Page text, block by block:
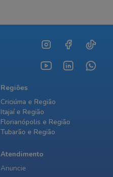
Regiões
Criciúma e Região
Itajaí e Região
Florianópolis e Região
Tubarão e Região
Atendimento
Anuncie